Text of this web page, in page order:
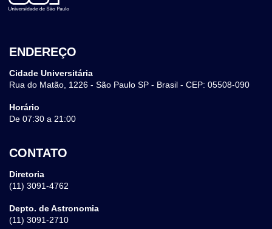
ENDEREÇO
Cidade Universitária
Rua do Matão, 1226 - São Paulo SP - Brasil - CEP: 05508-090
Horário
De 07:30 a 21:00
CONTATO
Diretoria
(11) 3091-4762
Depto. de Astronomia
(11) 3091-2710